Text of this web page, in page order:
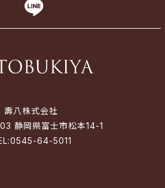
壽八株式会社
静岡県富士市松本14-1
0545-64-5011